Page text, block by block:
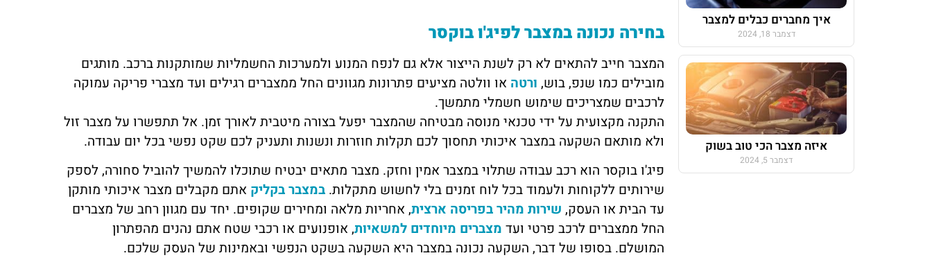
איך מחברים כבלים למצבר
דצמבר 18, 2024
איזה מצבר הכי טוב בשוק
דצמבר 5, 2024
בחירה נכונה במצבר לפיג'ו בוקסר
המצבר חייב להתאים לא רק לשנת הייצור אלא גם לנפח המנוע ולמערכות החשמליות שמותקנות ברכב. מותגים
מובילים כמו שנפ, בוש, ורטה או וולטה מציעים פתרונות מגוונים החל ממצברים רגילים ועד מצברי פריקה עמוקה
לרכבים שמצריכים שימוש חשמלי מתמשך.
התקנה מקצועית על ידי טכנאי מנוסה מבטיחה שהמצבר יפעל בצורה מיטבית לאורך זמן. אל תתפשרו על מצבר זול
ולא מותאם השקעה במצבר איכותי תחסוך לכם תקלות חוזרות ונשנות ותעניק לכם שקט נפשי בכל יום עבודה.
פיג'ו בוקסר הוא רכב עבודה שתלוי במצבר אמין וחזק. מצבר מתאים יבטיח שתוכלו להמשיך להוביל סחורה, לספק
שירותים ללקוחות ולעמוד בכל לוח זמנים בלי לחשוש מתקלות. במצבר בקליק אתם מקבלים מצבר איכותי מותקן
עד הבית או העסק, שירות מהיר בפריסה ארצית, אחריות מלאה ומחירים שקופים. יחד עם מגוון רחב של מצברים
החל ממצברים לרכב פרטי ועד מצברים מיוחדים למשאיות, אופנועים או רכבי שטח אתם נהנים מהפתרון
המושלם. בסופו של דבר, השקעה נכונה במצבר היא השקעה בשקט הנפשי ובאמינות של העסק שלכם.